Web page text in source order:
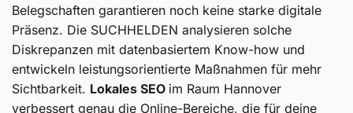
Belegschaften garantieren noch keine starke digitale
Präsenz. Die SUCHHELDEN analysieren solche
Diskrepanzen mit datenbasiertem Know-how und
entwickeln leistungsorientierte Maßnahmen für mehr
Sichtbarkeit. Lokales SEO im Raum Hannover
verbessert genau die Online-Bereiche, die für deine